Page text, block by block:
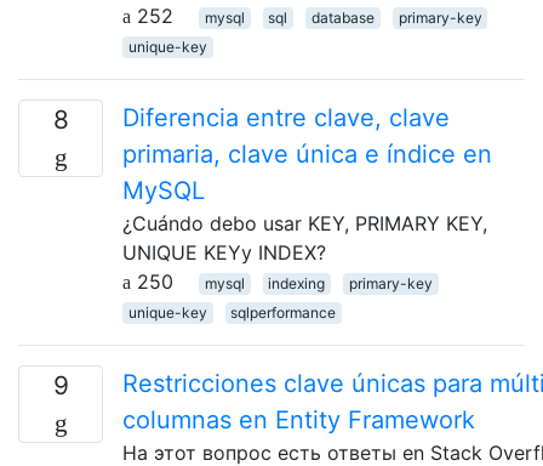
252
mysql sql database
primary-key
unique-key
8
Diferencia entre clave, clave
primaria, clave única e índice en
MySQL
¿Cuándo debo usar KEY, PRIMARY KEY,
UNIQUE KEYy INDEX?
250
mysql indexing
primary-key
unique-key
sqlperformance
9
Restricciones clave únicas para
columnas en Entity Framework
На этот вопрос есть ответы en Stack